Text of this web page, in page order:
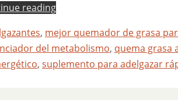
reading
, mejor quemador de grasa
del metabolismo, quema grasa
, suplemento para adelgazar